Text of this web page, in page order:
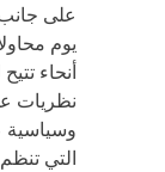
على جانب
يوم
أنحاء
نظريات
وسياسية
التي